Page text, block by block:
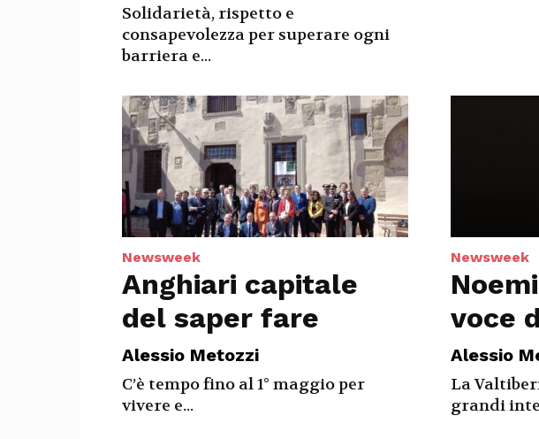
Solidarietà, rispetto e
consapevolezza per superare ogni
barriera e...
Newsweek
Anghiari capitale
del saper fare
Alessio Metozzi
C’è tempo fino al 1° maggio per
vivere e...
Newsweek
voce
Alessio
La
grandi